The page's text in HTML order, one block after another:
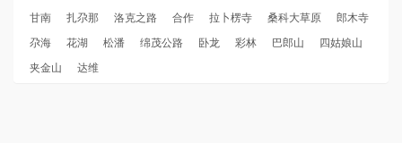
甘南
扎尕那 洛克之路 合作 拉卜楞寺 桑科大草原
郎木寺
尕海
花湖 松潘 绵茂公路 卧龙 彩林 巴郎山
四姑娘山
夹金山
达维